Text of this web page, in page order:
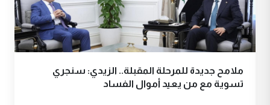
ملامح جديدة للمرحلة المقبلة.. الزيدي: سنجري
تسوية مع من يعيد أموال الفساد